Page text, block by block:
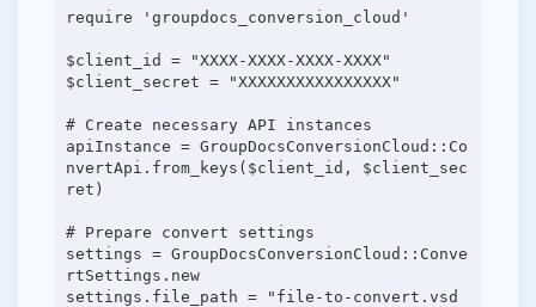
require 'groupdocs_conversion_cloud'
$client_id = "XXXX-XXXX-XXXX-XXXX"
$client_secret = "XXXXXXXXXXXXXXXX"
# Create necessary API instances
apiInstance = GroupDocsConversionCloud::Co
nvertApi.from_keys($client_id, $client_sec
ret)
# Prepare convert settings
settings = GroupDocsConversionCloud::Conve
rtSettings.new
settings.file_path = "file-to-convert.vsd